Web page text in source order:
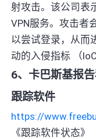
射攻击。该公司表
VPN服务。攻击者
以尝试登录，从而
动的入侵指标 （
6、卡巴斯基报
跟踪软件
https://
《跟踪软件状态